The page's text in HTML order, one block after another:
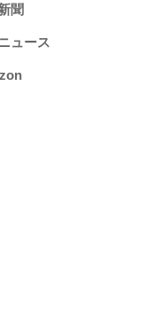
聞
ュース